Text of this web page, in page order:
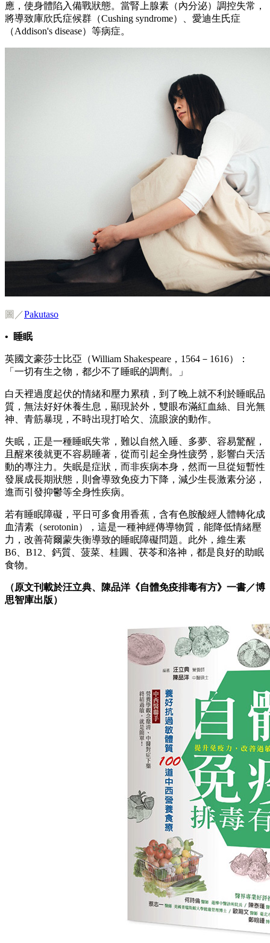
應，使身體陷入備戰狀態。當腎上腺素（內分泌）調控失常，
將導致庫欣氏症候群（Cushing syndrome）、愛迪生氏症
（Addison's disease）等病症。
圖／Pakutaso
• 睡眠
英國文豪莎士比亞（William Shakespeare，1564－1616）：
「一切有生之物，都少不了睡眠的調劑。」
白天裡過度起伏的情緒和壓力累積，到了晚上就不利於睡眠品
質，無法好好休養生息，顯現於外，雙眼布滿紅血絲、目光無
神、青筋暴現，不時出現打哈欠、流眼淚的動作。
失眠，正是一種睡眠失常，難以自然入睡、多夢、容易驚醒，
且醒來後就更不容易睡著，從而引起全身性疲勞，影響白天活
動的專注力。失眠是症狀，而非疾病本身，然而一旦從短暫性
發展成長期狀態，則會導致免疫力下降，減少生長激素分泌，
進而引發抑鬱等全身性疾病。
若有睡眠障礙，平日可多食用香蕉，含有色胺酸經人體轉化成
血清素（serotonin），這是一種神經傳導物質，能降低情緒壓
力，改善荷爾蒙失衡導致的睡眠障礙問題。此外，維生素
B6、B12、鈣質、菠菜、桂圓、茯苓和洛神，都是良好的助眠
食物。
（原文刊載於汪立典、陳品洋《自體免疫排毒有方》一書／博
思智庫出版）